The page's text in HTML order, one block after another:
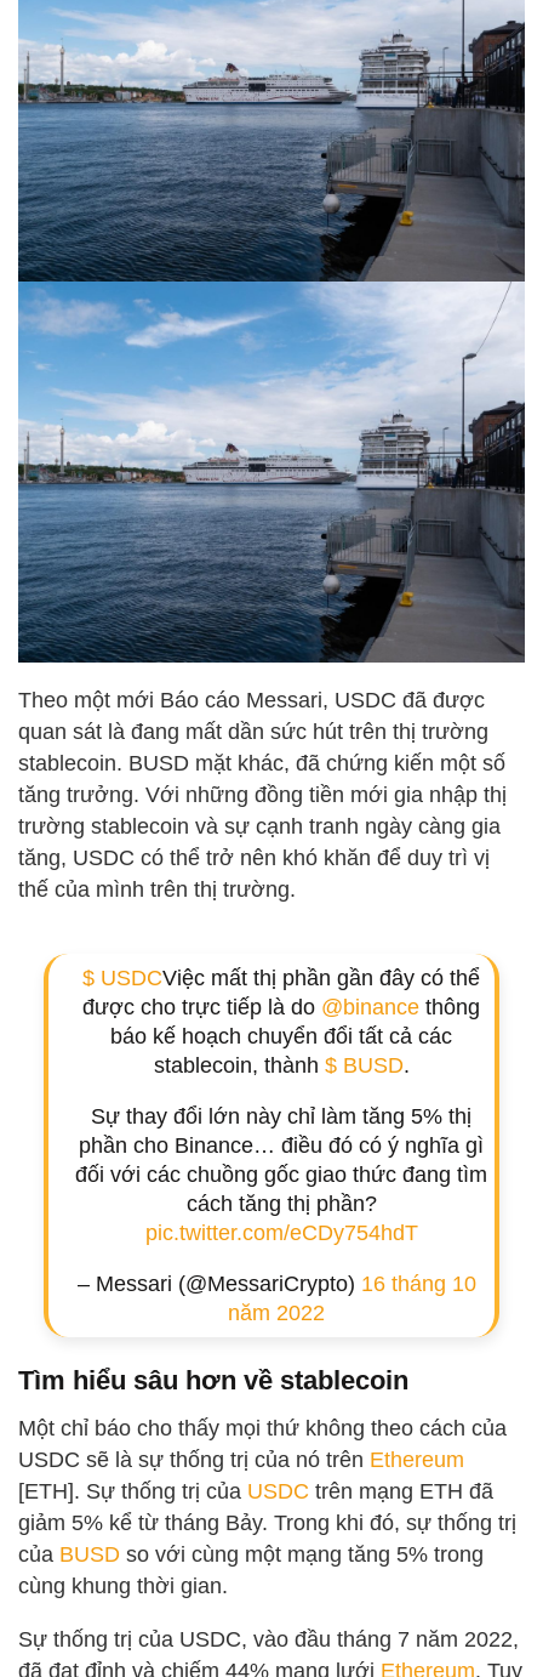
Theo một mới Báo cáo Messari, USDC đã được
quan sát là đang mất dần sức hút trên thị trường
stablecoin. BUSD mặt khác, đã chứng kiến ​​một số
tăng trưởng. Với những đồng tiền mới gia nhập thị
trường stablecoin và sự cạnh tranh ngày càng gia
tăng, USDC có thể trở nên khó khăn để duy trì vị
thế của mình trên thị trường.
$ USDCViệc mất thị phần gần đây có thể
được cho trực tiếp là do @binance thông
báo kế hoạch chuyển đổi tất cả các
stablecoin, thành $ BUSD.
Sự thay đổi lớn này chỉ làm tăng 5% thị
phần cho Binance… điều đó có ý nghĩa gì
đối với các chuồng gốc giao thức đang tìm
cách tăng thị phần?
pic.twitter.com/eCDy754hdT
– Messari (@MessariCrypto) 16 tháng 10
năm 2022
Tìm hiểu sâu hơn về stablecoin
Một chỉ báo cho thấy mọi thứ không theo cách của
USDC sẽ là sự thống trị của nó trên Ethereum
[ETH]. Sự thống trị của USDC trên mạng ETH đã
giảm 5% kể từ tháng Bảy. Trong khi đó, sự thống trị
của BUSD so với cùng một mạng tăng 5% trong
cùng khung thời gian.
Sự thống trị của USDC, vào đầu tháng 7 năm 2022,
đã đạt đỉnh và chiếm 44% mạng lưới Ethereum. Tuy